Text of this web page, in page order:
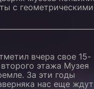
с геометрическими
вчера свое 15-
этажа Музея
За эти годы
нас еще ждут